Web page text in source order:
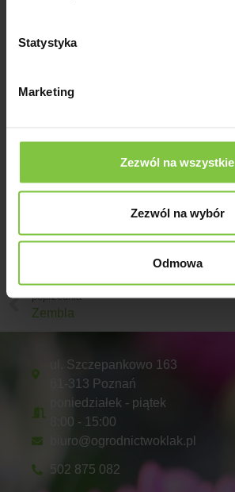
Statystyka
Marketing
Zezwól na wszystkie
Zezwól na wybór
Odmowa
Abbey Flame
Reakcja fotoperiodyczna -
8Forma kwiatostanu -
pomonowaKolor -
poprzednia
Zembla
ul. Szczepankowo 163
61-313 Poznań
poniedziałek - piątek
8:00 - 15:00
biuro@ogrodnictwoklak.pl
502 875 082